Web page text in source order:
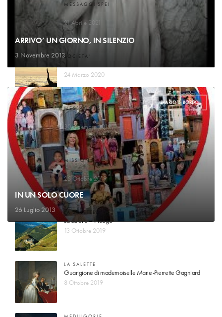
ARRIVO’ UN GIORNO, IN SILENZIO
3 Novembre 2013
DIARIO DI BORDO
IN UN SOLO CUORE
26 Luglio 2013
MESSAGGI SPEI
Il Signore conta i miei passi
21 Aprile 2021
SOCIETA'
24 Marzo 2020
MESSAGGI SPEI
La mangiatoia
30 Dicembre 2019
MISSION
Paradiso indifeso
25 Ottobre 2019
LA SALETTE
La Salette – il luogo
13 Ottobre 2019
LA SALETTE
Guarigione di mademoiselle Marie-Pierrette Gagniard
8 Ottobre 2019